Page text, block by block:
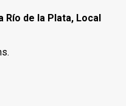
Río de la Plata, Local